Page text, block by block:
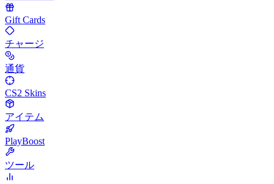
Gift Cards
チャージ
通貨
CS2 Skins
アイテム
PlayBoost
ツール